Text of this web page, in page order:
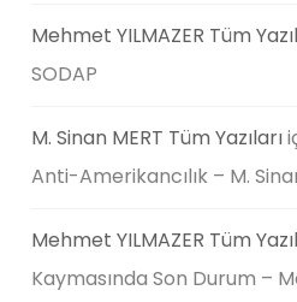
Mehmet YILMAZER Tüm
SODAP
M. Sinan MERT Tüm Yazıları
Anti-Amerikancılık – M.
Mehmet YILMAZER Tüm
Kaymasında Son Durum –